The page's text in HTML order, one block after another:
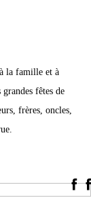
la famille et à
fêtes de
frères, oncles,